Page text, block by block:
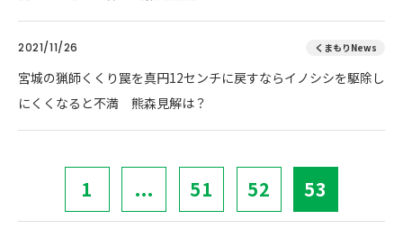
2021/11/26 くまもりNews
宮城の猟師くくり罠を真円12センチに戻すならイノシシを駆除し
にくくなると不満 熊森見解は？
1 ... 51 52 53